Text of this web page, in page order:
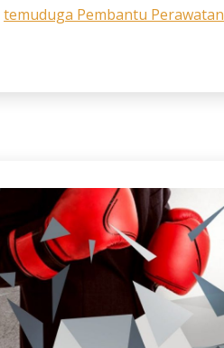
temuduga Pembantu Perawatan